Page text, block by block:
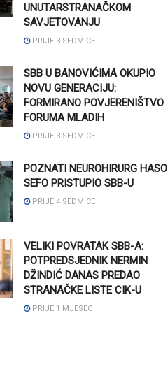
UNUTARSTRANAČKOM
SAVJETOVANJU
PRIJE 3 SEDMICE
SBB U BANOVIĆIMA OKUPIO
NOVU GENERACIJU:
FORMIRANO POVJERENIŠTVO
FORUMA MLADIH
PRIJE 3 SEDMICE
POZNATI NEUROHIRURG HASO
SEFO PRISTUPIO SBB-U
PRIJE 4 SEDMICE
VELIKI POVRATAK SBB-A:
POTPREDSJEDNIK NERMIN
DŽINDIĆ DANAS PREDAO
STRANAČKE LISTE CIK-U
PRIJE 1 MJESEC